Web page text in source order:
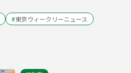
#東京ウィークリーニュース